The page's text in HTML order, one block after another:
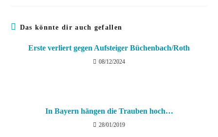
Das könnte dir auch gefallen
Erste verliert gegen Aufsteiger Büchenbach/Roth
08/12/2024
In Bayern hängen die Trauben hoch…
28/01/2019